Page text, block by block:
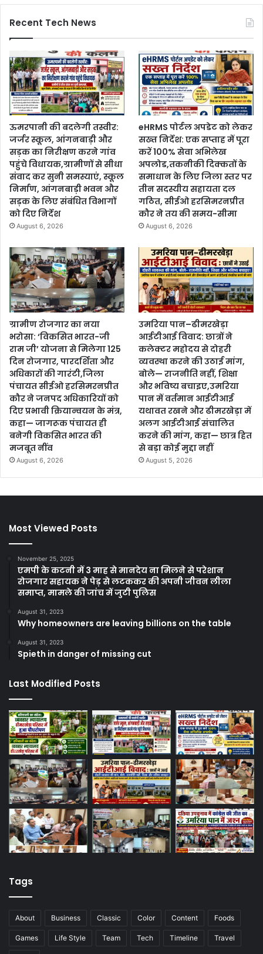
Recent Tech News
ऊमरपानी की बदलेगी तस्वीर:
जर्जर स्कूल, आंगनबाड़ी और
सड़क का निरीक्षण करने गांव
पहुंचे विधायक,ग्रामीणों से सीधा
संवाद कर सुनी समस्याएं, स्कूल
निर्माण, आंगनबाड़ी भवन और
सड़क के लिए संबंधित विभागों
को दिए निर्देश
August 6, 2026
eHRMS पोर्टल अपडेट को लेकर
सख्त निर्देश: एक सप्ताह में पूरा
करें 100% सेवा अभिलेख
अपलोड,तकनीकी दिक्कतों के
समाधान के लिए जिला स्तर पर
तीन सदस्यीय सहायता दल
गठित, सीईओ हरसिमरनप्रीत
कौर ने तय की समय-सीमा
August 6, 2026
ग्रामीण रोजगार का नया
भरोसा: ‘विकसित भारत-जी
राम जी’ योजना से मिलेगा 125
दिन रोजगार, पारदर्शिता और
अधिकारों की गारंटी,जिला
पंचायत सीईओ हरसिमरनप्रीत
कौर ने जनपद अधिकारियों को
दिए प्रभावी क्रियान्वयन के मंत्र,
कहा— जागरूक पंचायत ही
बनेगी विकसित भारत की
मजबूत नींव
August 6, 2026
उमरिया पान–ढीमरखेड़ा
आईटीआई विवाद: छात्रों ने
कलेक्टर महोदय से दोहरी
व्यवस्था करने की उठाई मांग,
बोले— राजनीति नहीं, शिक्षा
और भविष्य बचाइए,उमरिया
पान में वर्तमान आईटीआई
यथावत रखने और ढीमरखेड़ा में
अलग आईटीआई संचालित
करने की मांग, कहा— छात्र हित
से बड़ा कोई मुद्दा नहीं
August 5, 2026
Most Viewed Posts
November 25, 2025
एमपी के कटनी में 3 माह से मानदेय ना मिलने से परेशान
रोजगार सहायक ने पेड़ से लटककर की अपनी जीवन लीला
समाप्त, मामले की जांच में जुटी पुलिस
August 31, 2023
Why homeowners are leaving billions on the table
August 31, 2023
Spieth in danger of missing cut
Last Modified Posts
Tags
About Business Classic Color Content Foods
Games Life Style Team Tech Timeline Travel